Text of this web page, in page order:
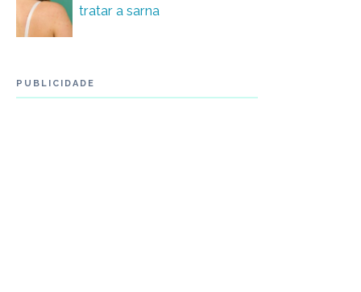
tratar a sarna
PUBLICIDADE